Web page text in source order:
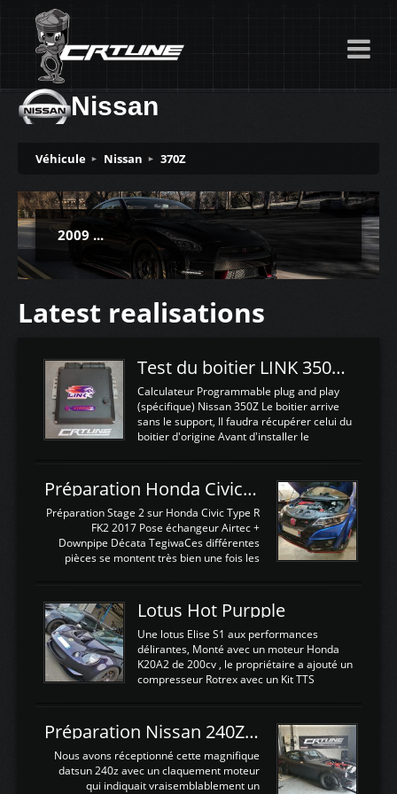
Nissan
Véhicule Nissan 370Z
2009 ...
Latest realisations
Test du boitier LINK 350Z Plugin ECU
Calculateur Programmable plug and play
(spécifique) Nissan 350Z Le boitier arrive
sans le support, Il faudra récupérer celui du
boitier d'origine Avant d'installer le
d'envoyer l'information de la large bande
dans le boitier. sydney sweeney deepfake
La sortie 0-5V de l'afr sera connectée sur
l'entrée AN Volt 8 et GndAN pour
Analogique, et Volt car l'information est une
tension (Pas une résistance variable d'un
est temps de brancher le ...
Préparation Honda Civic Type R FK2
Préparation Stage 2 sur Honda Civic Type R
FK2 2017 Pose échangeur Airtec +
Downpipe Décata TegiwaCes différentes
pièces se montent très bien une fois les
légere découpe du plastique inferieur,
negénant en rien la structure ou le
fonctionnement du fond plat. Une
reprogrammation Stage 2 est faite sur le
calculateur d'origine. Une alternative
économique au passage sur Hondata
d'origine 310cv et 400Nn , Une fois
reprogrammé et les ...
Lotus Hot Purpple
Une lotus Elise S1 aux performances
délirantes, Monté avec un moteur Honda
K20A2 de 200cv , le propriétaire a ajouté un
compresseur Rotrex avec un Kit TTS
d'augmenter la puissance de son moteur:
un watercooler a été ajouté. 300Cv sans
échangeurLa lotus équipée d'un Hondata
Kpro et d'une large bande pour le réglage
Avantages et inconvénients d'un
Préparation Nissan 240Z SR20DET
Nous avons réceptionné cette magnifique
datsun 240z avec un claquement moteur
qui indiquait vraisemblablement un